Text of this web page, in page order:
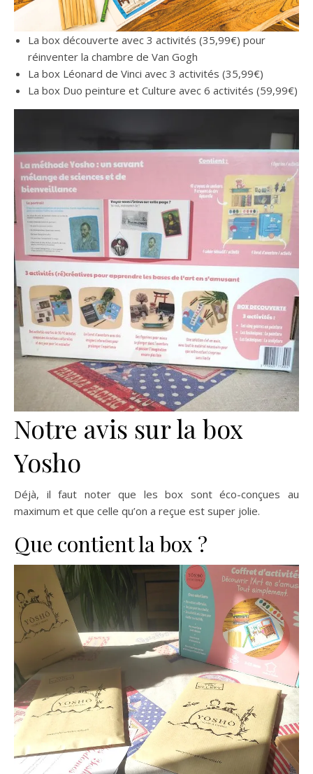
La box découverte avec 3 activités (35,99€) pour
réinventer la chambre de Van Gogh
La box Léonard de Vinci avec 3 activités (35,99€)
La box Duo peinture et Culture avec 6 activités (59,99€)
Notre avis sur la box
Yosho
Déjà, il faut noter que les box sont éco-conçues au
maximum et que celle qu’on a reçue est super jolie.
Que contient la box ?